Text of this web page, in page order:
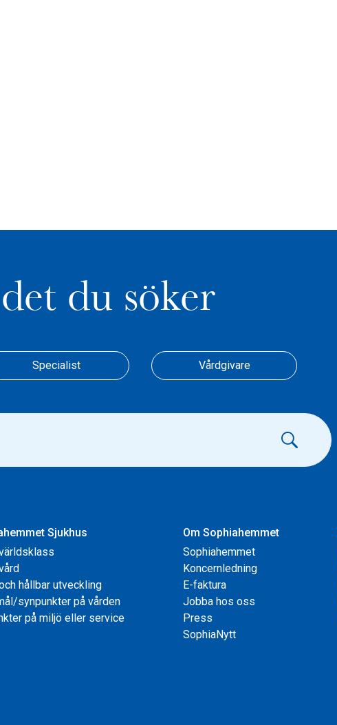
du söker
Specialist Vårdgivare
Sjukhus
hållbar utveckling
synpunkter på vården
på miljö eller service
Om Sophiahemmet
Sophiahemmet
Koncernledning
E-faktura
Jobba hos oss
Press
SophiaNytt